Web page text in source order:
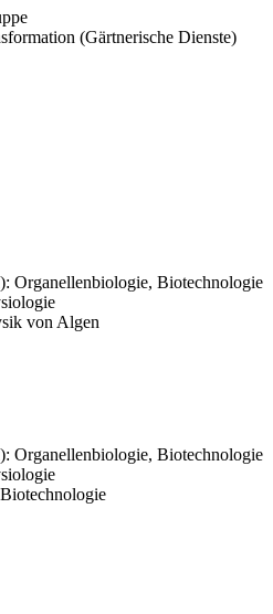
(Gärtnerische Dienste)
Organellenbiologie, Biotechnologie
von Algen
Organellenbiologie, Biotechnologie